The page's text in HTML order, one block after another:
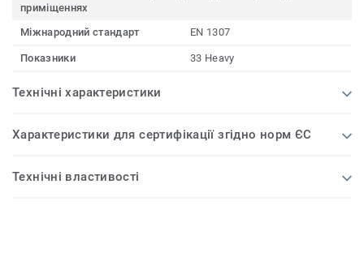
приміщеннях
Міжнародний стандарт
EN 1307
Показники 33 Heavy
Технічні характеристики
Характеристики для сертифікації згідно норм ЄС
Технічні властивості